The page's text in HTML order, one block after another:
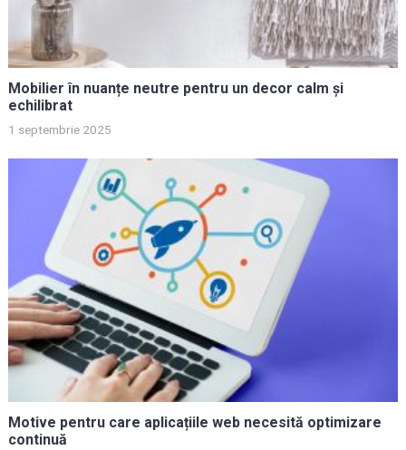
Mobilier în nuanțe neutre pentru un decor calm și
echilibrat
1 septembrie 2025
Motive pentru care aplicațiile web necesită optimizare
continuă